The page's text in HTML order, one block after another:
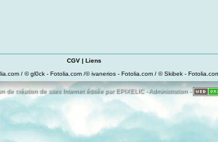
CGV | Liens
/ © gl0ck - Fotolia.com /© ivanerios - Fotolia.com / © Skibek -
de création de sites Internet éditée par EPIXELIC- Administration-